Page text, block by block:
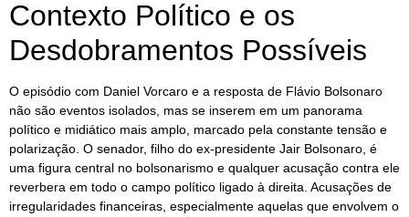
Contexto Político e os
Desdobramentos Possíveis
O episódio com Daniel Vorcaro e a resposta de Flávio Bolsonaro
não são eventos isolados, mas se inserem em um panorama
político e midiático mais amplo, marcado pela constante tensão e
polarização. O senador, filho do ex-presidente Jair Bolsonaro, é
uma figura central no bolsonarismo e qualquer acusação contra ele
reverbera em todo o campo político ligado à direita. Acusações de
irregularidades financeiras, especialmente aquelas que envolvem o